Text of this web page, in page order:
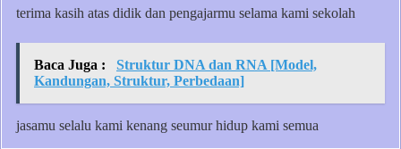
terima kasih atas didik dan pengajarmu selama kami sekolah
Baca Juga :
Struktur DNA dan RNA [Model,
Kandungan, Struktur, Perbedaan]
jasamu selalu kami kenang seumur hidup kami semua